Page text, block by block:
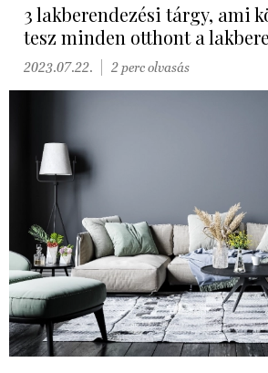
3 lakberendezési tárgy, ami
tesz minden otthont a
2023.07.22. 2 perc olvasás